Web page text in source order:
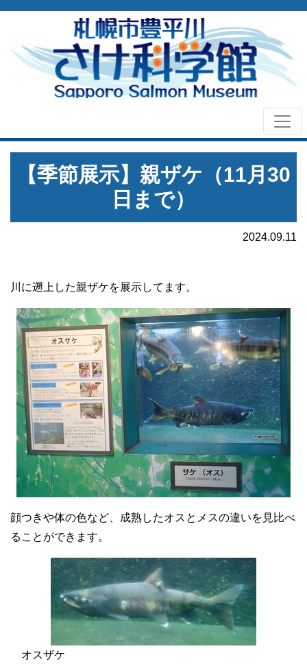
【季節展示】親ザケ（11月30
日まで）
2024.09.11
川に遡上した親ザケを展示してます。
顔つきや体の色など、成熟したオスとメスの違いを見比べ
ることができます。
オスザケ